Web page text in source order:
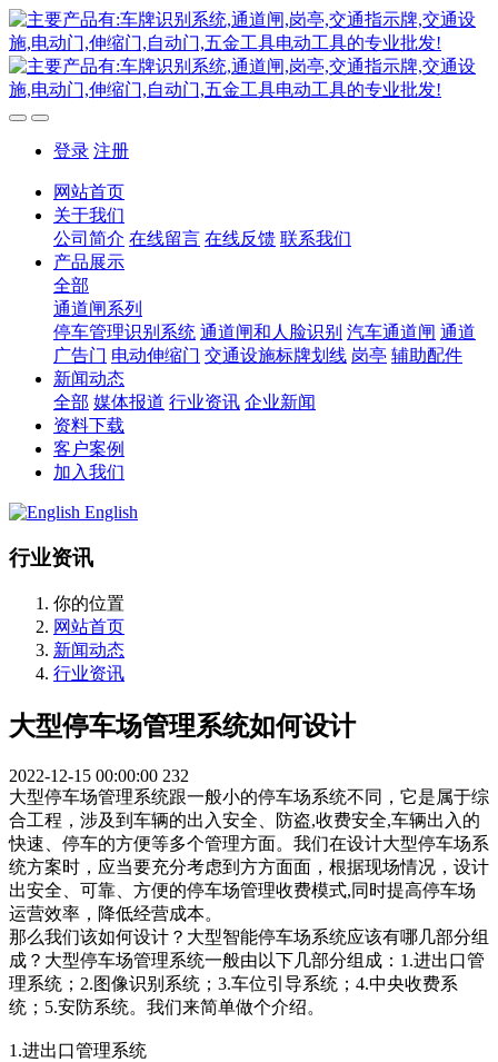
登录 注册
网站首页
关于我们
公司简介 在线留言 在线反馈 联系我们
产品展示
全部
通道闸系列
停车管理识别系统 通道闸和人脸识别 汽车通道闸 通道
广告门 电动伸缩门 交通设施标牌划线 岗亭 辅助配件
新闻动态
全部 媒体报道 行业资讯 企业新闻
资料下载
客户案例
加入我们
English
行业资讯
你的位置
网站首页
新闻动态
行业资讯
大型停车场管理系统如何设计
2022-12-15 00:00:00 232
大型停车场管理系统跟一般小的停车场系统不同，它是属于综
合工程，涉及到车辆的出入安全、防盗,收费安全,车辆出入的
快速、停车的方便等多个管理方面。我们在设计大型停车场系
统方案时，应当要充分考虑到方方面面，根据现场情况，设计
出安全、可靠、方便的停车场管理收费模式,同时提高停车场
运营效率，降低经营成本。
那么我们该如何设计？大型智能停车场系统应该有哪几部分组
成？大型停车场管理系统一般由以下几部分组成：1.进出口管
理系统；2.图像识别系统；3.车位引导系统；4.中央收费系
统；5.安防系统。我们来简单做个介绍。
1.进出口管理系统